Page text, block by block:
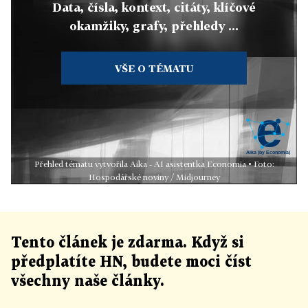
Data, čísla, kontext, citáty, klíčové
okamžiky, grafy, přehledy ...
VŠE O TÉMATU
Přehled tématu vytvořila Aika - AI asistentka Economia • Foto:
Hospodářské noviny / Midjourney
Tento článek je zdarma. Když si
předplatíte HN, budete moci číst
všechny naše články.